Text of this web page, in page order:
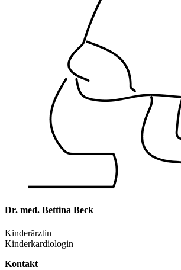
Dr. med. Bettina Beck
Kinderärztin
Kinderkardiologin
Kontakt